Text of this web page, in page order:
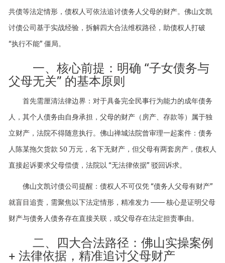
共债等法定情形，债权人可依法追讨债务人父母的财产。佛山文凯
讨债公司基于实战经验，拆解四大合法维权路径，助债权人打破
“执行不能” 僵局。
一、核心前提：明确 “子女债务与
父母无关” 的基本原则
首先需厘清法律边界：对于具备完全民事行为能力的成年债务
人，其个人债务由自身承担，父母的财产（房产、存款等）属于独
立财产，法院不得随意执行。佛山禅城法院曾审理一起案件：债务
人陈某拖欠货款 50 万元，名下无财产，但父母有两套房产，债权人
直接起诉要求父母偿债，法院以 “无法律依据” 驳回诉求。
佛山文凯讨债公司提醒：债权人不可仅凭 “债务人父母有财产”
就盲目追责，需聚焦以下法定情形，精准发力 —— 核心是证明父母
财产与债务人债务存在直接关联，或父母存在法定担责事由。
二、四大合法路径：佛山实操案例
+ 法律依据，精准追讨父母财产